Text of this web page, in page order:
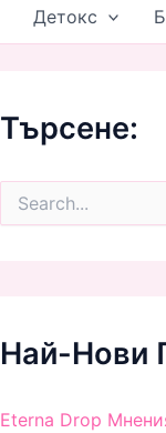
Детокс
Търсене:
o
rНай-Нови
Eterna Drop